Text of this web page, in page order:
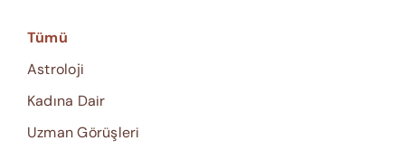
Tümü
Astroloji
Kadına Dair
Uzman Görüşleri